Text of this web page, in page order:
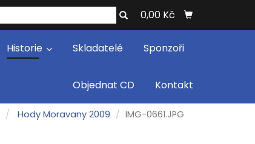
0,00 Kč
Historie Skladatelé Sponzoři
Objednat CD Kontakt
Hody Moravany 2009 IMG-0661.JPG